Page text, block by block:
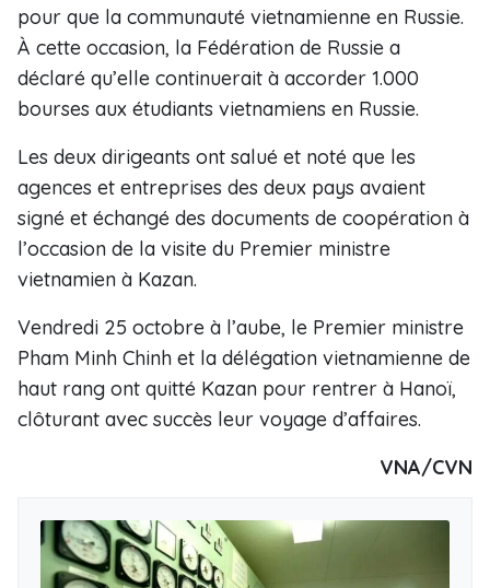
pour que la communauté vietnamienne en Russie.
À cette occasion, la Fédération de Russie a
déclaré qu’elle continuerait à accorder 1.000
bourses aux étudiants vietnamiens en Russie.
Les deux dirigeants ont salué et noté que les
agences et entreprises des deux pays avaient
signé et échangé des documents de coopération à
l’occasion de la visite du Premier ministre
vietnamien à Kazan.
Vendredi 25 octobre à l’aube, le Premier ministre
Pham Minh Chinh et la délégation vietnamienne de
haut rang ont quitté Kazan pour rentrer à Hanoï,
clôturant avec succès leur voyage d’affaires.
VNA/CVN